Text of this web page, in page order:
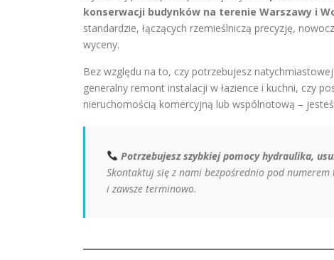
konserwacji budynków na terenie Warszawy i
standardzie, łączących rzemieślniczą precyzję,
wyceny.
Bez względu na to, czy potrzebujesz
generalny remont instalacji w łazience i kuchni, czy
nieruchomością komercyjną lub wspólnotową –
Potrzebujesz szybkiej pomocy hydraulika,
Skontaktuj się z nami bezpośrednio pod numerem
i zawsze terminowo.